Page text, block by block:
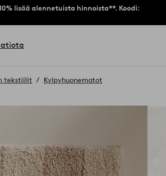
lisää alennetuista hinnoista**. Koodi:
tekstiilit Kylpyhuonematot